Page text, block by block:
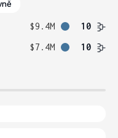
$9.4M
10
$7.4M 10